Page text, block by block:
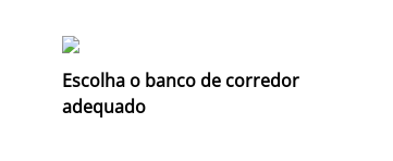
Escolha o banco de corredor
adequado